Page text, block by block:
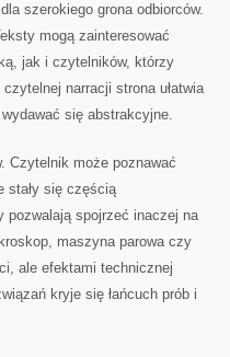
szerokiego grona odbiorców.
mogą zainteresować
jak i czytelników, którzy
narracji strona ułatwia
się abstrakcyjne.
Czytelnik może poznawać
stały się częścią
pozwalają spojrzeć inaczej na
maszyna parowa czy
ale efektami technicznej
kryje się łańcuch prób i